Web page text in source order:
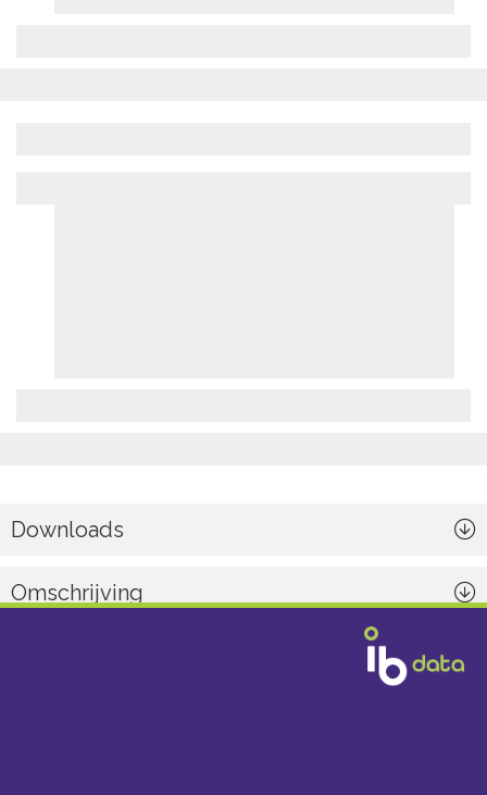
Downloads
Omschrijving